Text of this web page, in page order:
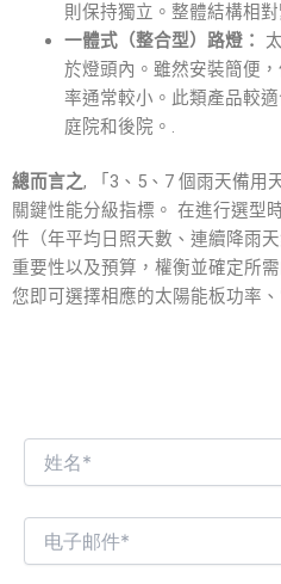
則保持獨立。整體結構相
一體式（整合型）路燈：
於燈頭內。雖然安裝簡便
率通常較小。此類產品較
庭院和後院。.
總而言之, 「3、5、7 個雨天備用
關鍵性能分級指標。 在進行選型
件（年平均日照天數、連續降雨
重要性以及預算，權衡並確定所
您即可選擇相應的太陽能板功率